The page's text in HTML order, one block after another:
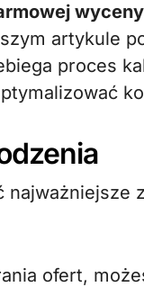
wyceny
artykule
proces
ofert,